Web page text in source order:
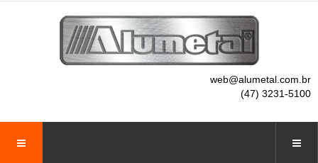
web@alumetal.com.br
(47) 3231-5100